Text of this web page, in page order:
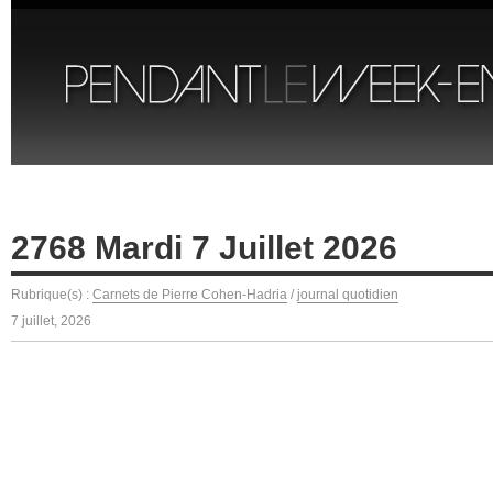
2768 Mardi 7 Juillet 2026
Rubrique(s) : Carnets de Pierre Cohen-Hadria / journal quotidien
7 juillet, 2026